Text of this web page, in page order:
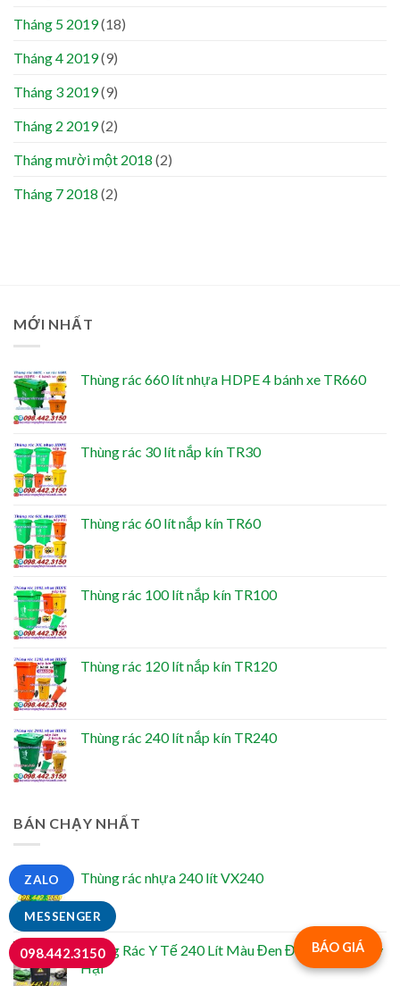
Tháng 5 2019(18)
Tháng 4 2019(9)
Tháng 3 2019(9)
Tháng 2 2019(2)
Tháng mười một 2018 (2)
Tháng 7 2018 (2)
MỚI NHẤT
Thùng rác 660 lít nhựa HDPE 4 bánh xe TR660
Thùng rác 30 lít nắp kín TR30
Thùng rác 60 lít nắp kín TR60
Thùng rác 100 lít nắp kín TR100
Thùng rác 120 lít nắp kín TR120
Thùng rác 240 lít nắp kín TR240
BÁN CHẠY NHẤT
Thùng rác nhựa 240 lít VX240
Thùng Rác Y Tế 240 Lít Màu Đen Đựng Rác Nguy
Hại
BÁO GIÁ
MESSENGER
ZALO
098.442.3150